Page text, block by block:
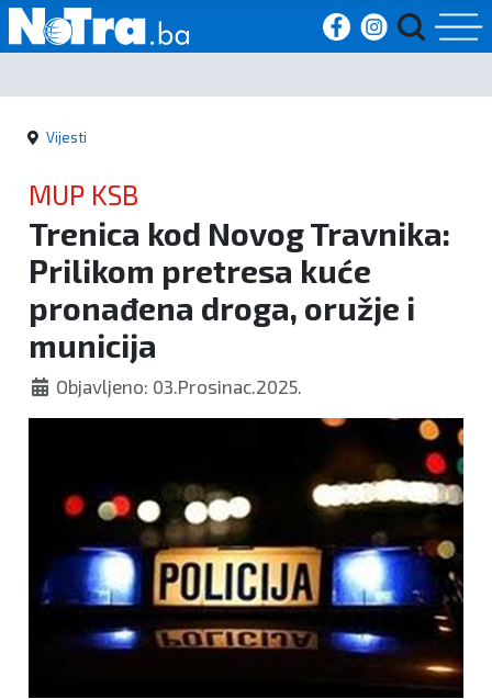
Početna
Vijesti
Sport
Kultura
Crna
kronika
Politika
Zanimljivosti
Vijesti
MUP KSB
Trenica kod Novog Travnika:
Prilikom pretresa kuće
pronađena droga, oružje i
municija
Objavljeno: 03.Prosinac.2025.